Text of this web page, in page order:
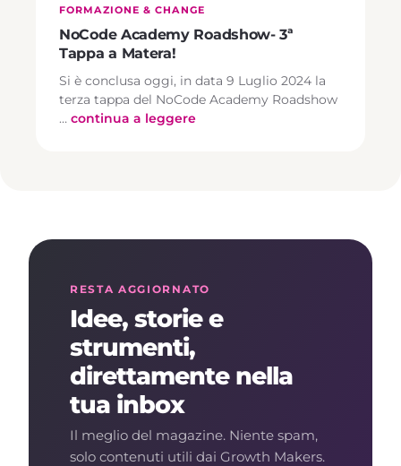
FORMAZIONE & CHANGE
NoCode Academy Roadshow- 3ª
Tappa a Matera!
Si è conclusa oggi, in data 9 Luglio 2024 la
terza tappa del NoCode Academy Roadshow
… continua a leggere
RESTA AGGIORNATO
Idee, storie e
strumenti,
direttamente nella
tua inbox
Il meglio del magazine. Niente spam,
solo contenuti utili dai Growth Makers.